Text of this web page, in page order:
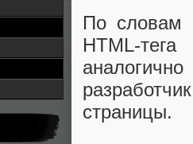
По словам
HTML-
страницы.